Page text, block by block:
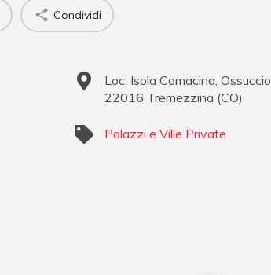
Condividi
Loc. Isola Comacina, Ossuccio
22016 Tremezzina (CO)
Palazzi e Ville Private